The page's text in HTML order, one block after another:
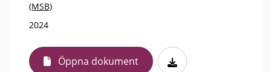
(MSB)
2024
Öppna dokument